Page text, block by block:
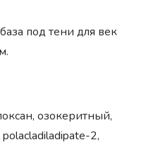
под тени для век
озокеритный,
polacladiladipate-2,